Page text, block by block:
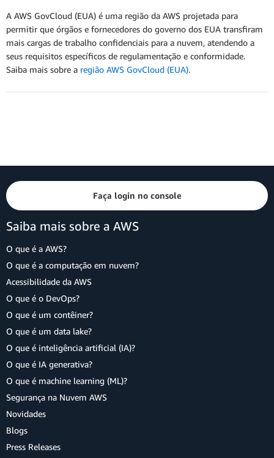
A AWS GovCloud (EUA) é uma região da AWS projetada para
permitir que órgãos e fornecedores do governo dos EUA transfiram
mais cargas de trabalho confidenciais para a nuvem, atendendo a
seus requisitos específicos de regulamentação e conformidade.
Saiba mais sobre a região AWS GovCloud (EUA).
Faça login no console
Saiba mais sobre a AWS
O que é a AWS?
O que é a computação em nuvem?
Acessibilidade da AWS
O que é o DevOps?
O que é um contêiner?
O que é um data lake?
O que é inteligência artificial (IA)?
O que é IA generativa?
O que é machine learning (ML)?
Segurança na Nuvem AWS
Novidades
Blogs
Press Releases